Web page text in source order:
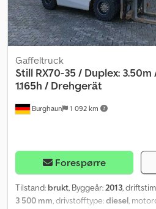
Burghaun 1 092 km
Gaffeltruck
Still RX70-35 / Duplex: 3.50m
1.165h / Drehgerät
Forespørre
Tilstand: brukt, Byggeår:2013,
3 500 mm, drivstofftype:diesel,